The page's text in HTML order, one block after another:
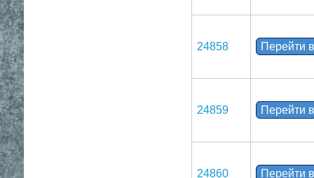
24858 Перейти
24859 Перейти
24860 Перейти